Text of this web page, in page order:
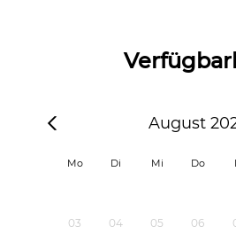
August
Mo Di Mi Do
03 04 05 06